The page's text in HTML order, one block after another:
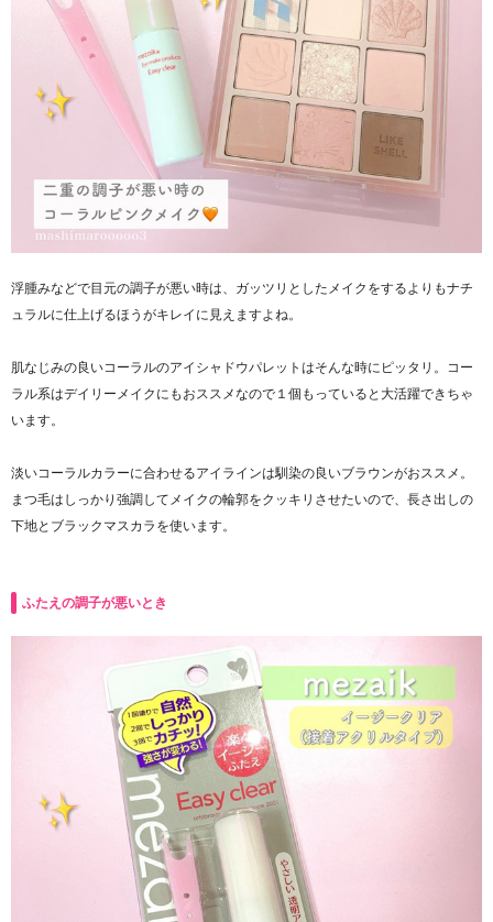
浮腫みなどで目元の調子が悪い時は、ガッツリとしたメイクをするよりもナチ
ュラルに仕上げるほうがキレイに見えますよね。
肌なじみの良いコーラルのアイシャドウパレットはそんな時にピッタリ。コー
ラル系はデイリーメイクにもおススメなので１個もっていると大活躍できちゃ
います。
淡いコーラルカラーに合わせるアイラインは馴染の良いブラウンがおススメ。
まつ毛はしっかり強調してメイクの輪郭をクッキリさせたいので、長さ出しの
下地とブラックマスカラを使います。
ふたえの調子が悪いとき